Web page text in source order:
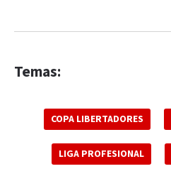
Temas:
COPA LIBERTADORES
LIGA PROFESIONAL